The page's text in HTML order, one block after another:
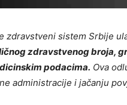
zdravstveni sistem Srbije
zdravstvenog broja,
podacima. Ova
administracije i jačanju